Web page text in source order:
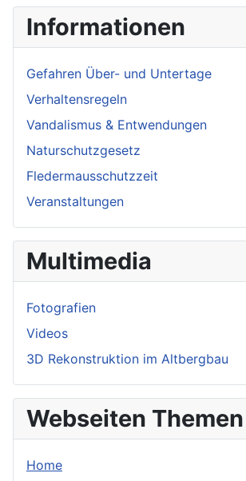
Informationen
Gefahren Über- und Untertage
Verhaltensregeln
Vandalismus & Entwendungen
Naturschutzgesetz
Fledermausschutzzeit
Veranstaltungen
Multimedia
Fotografien
Videos
3D Rekonstruktion im Altbergbau
Webseiten Themen
Home